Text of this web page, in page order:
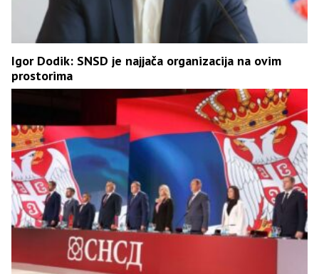
Igor Dodik: SNSD je najjača organizacija na ovim
prostorima